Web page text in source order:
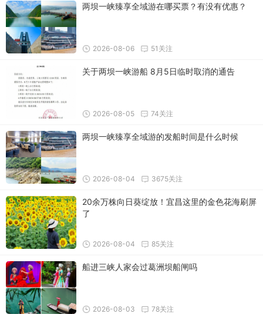
两坝一峡臻享全域游在哪买票？有没有优惠？
51关注
2026-08-06
关于两坝一峡游船 8月5日临时取消的通告
74关注
2026-08-05
两坝一峡臻享全域游的发船时间是什么时候
3675关注
2026-08-04
20余万株向日葵绽放！宜昌这里的金色花海刷屏
了
85关注
2026-08-04
船进三峡人家会过葛洲坝船闸吗
78关注
2026-08-03